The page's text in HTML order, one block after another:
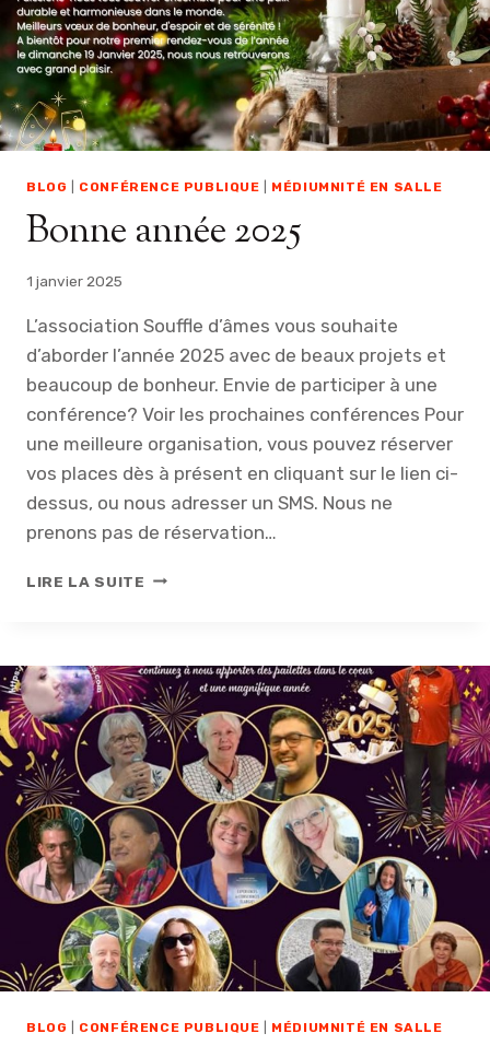
J
A
N
V
I
E
R
0
5
A
R
A
I
O
D
L
O
U
BLOG CONFÉRENCE PUBLIQUE MÉDIUMNITÉ EN SALLE
Bonne année 2025
1 janvier 2025
L’association Souffle d’âmes vous souhaite
d’aborder l’année 2025 avec de beaux projets et
beaucoup de bonheur. Envie de participer à une
conférence? Voir les prochaines conférences Pour
une meilleure organisation, vous pouvez réserver
vos places dès à présent en cliquant sur le lien ci-
dessus, ou nous adresser un SMS. Nous ne
prenons pas de réservation…
LIRE LA SUITE B
E
A
N
N
É
E
2
0
2
5
BLOG CONFÉRENCE PUBLIQUE MÉDIUMNITÉ EN SALLE